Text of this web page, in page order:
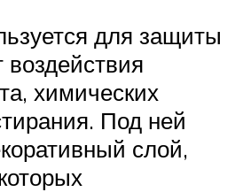
для защиты
воздействия
химических
Под ней
слой,